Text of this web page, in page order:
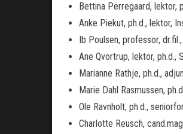
Bettina Perregaard, lektor,
Anke Piekut, ph.d., lektor,
Ib Poulsen, professor, dr.fil.,
Ane Qvortrup, lektor, ph.d.,
Marianne Rathje, ph.d.,
Marie Dahl Rasmussen,
Ole Ravnholt, ph.d.,
Charlotte Reusch,